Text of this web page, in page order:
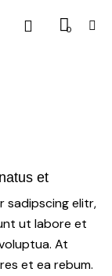
0
et
sadipscing elitr,
ut labore et
At
et ea rebum.